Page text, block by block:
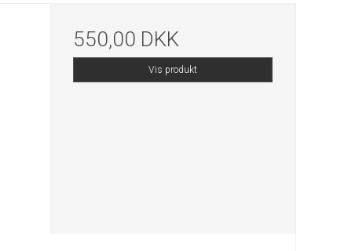
550,00 DKK
Vis produkt